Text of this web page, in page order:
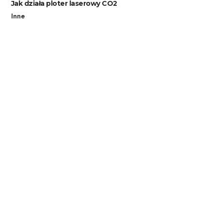
Jak działa ploter laserowy CO2
Inne